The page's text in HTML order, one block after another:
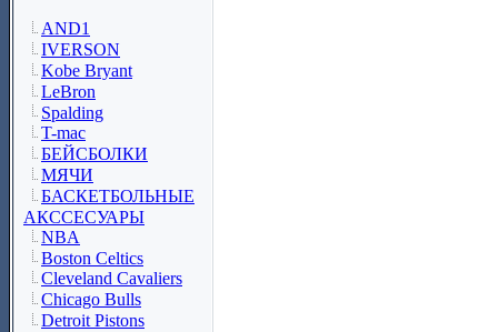
AND1
IVERSON
Kobe Bryant
LeBron
Spalding
T-mac
БЕЙСБОЛКИ
МЯЧИ
БАСКЕТБОЛЬНЫЕ
АКССЕСУАРЫ
NBA
Boston Celtics
Cleveland Cavaliers
Chicago Bulls
Detroit Pistons